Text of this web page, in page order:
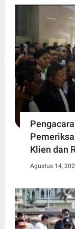
Klien dan
Agustus 14,